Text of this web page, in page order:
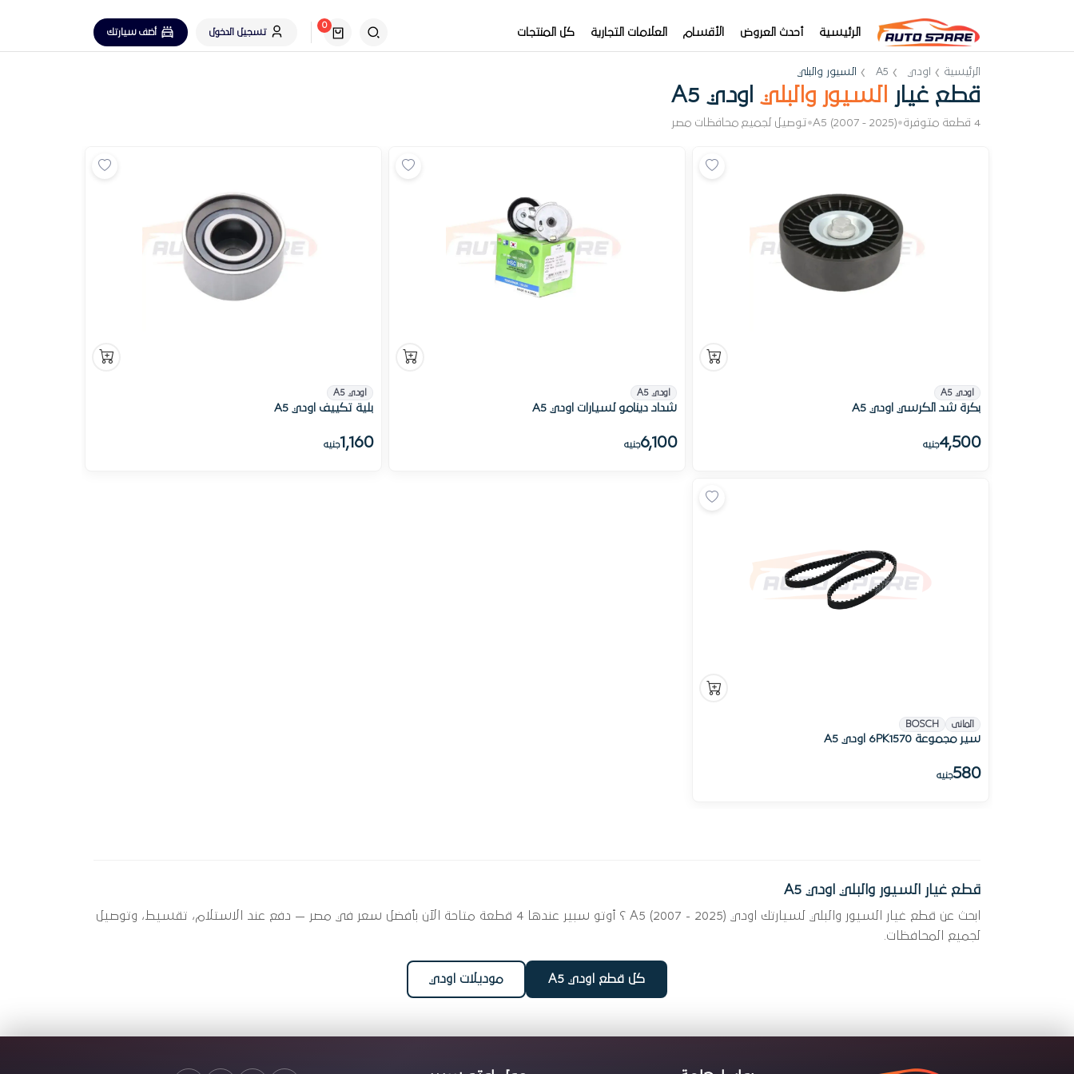
الرئيسية أحدث العروض الأقسام العلامات التجارية كل المنتجات
0
تسجيل الدخول
أضف سيارتك
الرئيسية اودي A5 السيور والبلي
قطع غيار السيور والبلي اودي A5
4 قطعة متوفرة •
A5 (2007 - 2025)
•توصيل لجميع محافظات مصر
اودي A5
بكرة شد الكرسي اودي A5
4,500جنيه
اودي A5
شداد دينامو لسيارات اودي A5
6,100جنيه
اودي A5
بلية تكييف اودي A5
1,160جنيه
المانى BOSCH
سير مجموعة 6PK1570 اودي A5
580جنيه
قطع غيار السيور والبلي اودي A5
ابحث عن قطع غيار السيور والبلي لسيارتك اودي A5 (2007 - 2025) ؟ أوتو سبير عندها 4 قطعة متاحة الآن بأفضل سعر في مصر — دفع عند الاستلام، تقسيط، وتوصيل
لجميع المحافظات.
كل قطع اودي A5 موديلات اودي